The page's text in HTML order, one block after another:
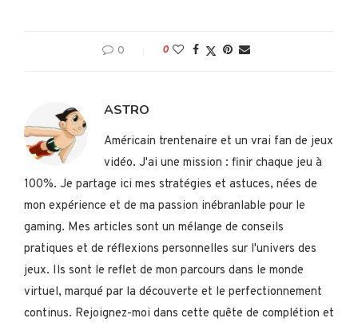
0 0
ASTRO
Américain trentenaire et un vrai fan de jeux
vidéo. J'ai une mission : finir chaque jeu à
100%. Je partage ici mes stratégies et astuces, nées de
mon expérience et de ma passion inébranlable pour le
gaming. Mes articles sont un mélange de conseils
pratiques et de réflexions personnelles sur l'univers des
jeux. Ils sont le reflet de mon parcours dans le monde
virtuel, marqué par la découverte et le perfectionnement
continus. Rejoignez-moi dans cette quête de complétion et